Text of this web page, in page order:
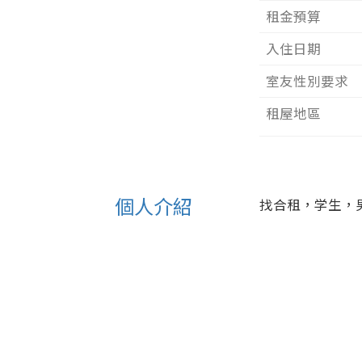
租金預算
入住日期
室友性別要求
租屋地區
個人介紹 找合租，学生，